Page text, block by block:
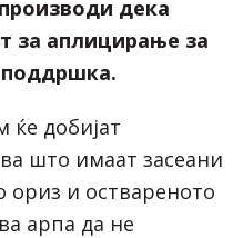
дека
за аплицирање за
ќе добијат
што имаат засеани
и оствареното
арпа да не